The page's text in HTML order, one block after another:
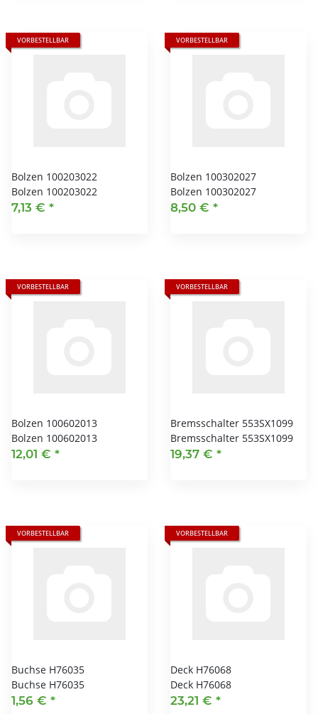
VORBESTELLBAR
Bolzen 100203022
Bolzen 100203022
7,13 € *
VORBESTELLBAR
Bolzen 100302027
Bolzen 100302027
8,50 € *
VORBESTELLBAR
Bolzen 100602013
Bolzen 100602013
12,01 € *
VORBESTELLBAR
Bremsschalter 553SX1099
Bremsschalter 553SX1099
19,37 € *
VORBESTELLBAR
Buchse H76035
Buchse H76035
1,56 € *
VORBESTELLBAR
Deck H76068
Deck H76068
23,21 € *